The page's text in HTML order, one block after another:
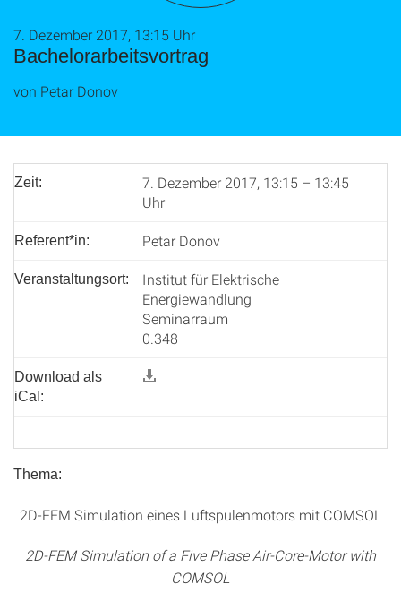
Bachelorarbeitsvortrag
7. Dezember 2017, 13:15 Uhr
von Petar Donov
Zeit:
7. Dezember 2017, 13:15 – 13:45
Uhr
Referent*in: Petar Donov
Veranstaltungsort:
Institut für Elektrische
Energiewandlung
Seminarraum
0.348
Download als
iCal:
Thema:
2D-FEM Simulation eines Luftspulenmotors mit COMSOL
2D-FEM Simulation of a Five Phase Air-Core-Motor with
COMSOL